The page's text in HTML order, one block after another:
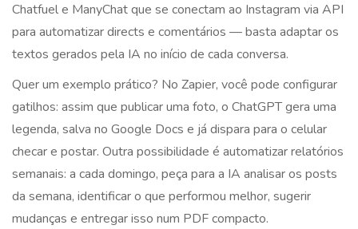
Chatfuel e ManyChat que se conectam ao Instagram via API
para automatizar directs e comentários — basta adaptar os
textos gerados pela IA no início de cada conversa.
Quer um exemplo prático? No Zapier, você pode configurar
gatilhos: assim que publicar uma foto, o ChatGPT gera uma
legenda, salva no Google Docs e já dispara para o celular
checar e postar. Outra possibilidade é automatizar relatórios
semanais: a cada domingo, peça para a IA analisar os posts
da semana, identificar o que performou melhor, sugerir
mudanças e entregar isso num PDF compacto.